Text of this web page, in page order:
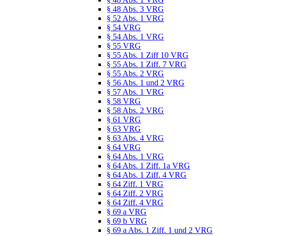
§ 48 Abs. 3 VRG
§ 52 Abs. 1 VRG
§ 54 VRG
§ 54 Abs. 1 VRG
§ 55 VRG
§ 55 Abs. 1 Ziff 10 VRG
§ 55 Abs. 1 Ziff. 7 VRG
§ 55 Abs. 2 VRG
§ 56 Abs. 1 und 2 VRG
§ 57 Abs. 1 VRG
§ 58 VRG
§ 58 Abs. 2 VRG
§ 61 VRG
§ 63 VRG
§ 63 Abs. 4 VRG
§ 64 VRG
§ 64 Abs. 1 VRG
§ 64 Abs. 1 Ziff. 1a VRG
§ 64 Abs. 1 Ziff. 4 VRG
§ 64 Ziff. 1 VRG
§ 64 Ziff. 2 VRG
§ 64 Ziff. 4 VRG
§ 69 a VRG
§ 69 b VRG
§ 69 a Abs. 1 Ziff. 1 und 2 VRG